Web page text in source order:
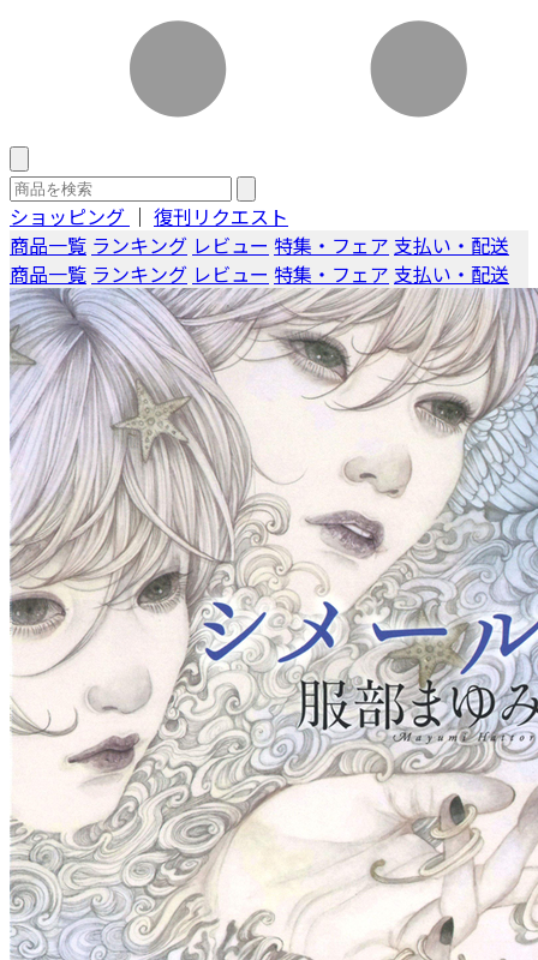
ショッピング ｜ 復刊リクエスト
商品一覧 ランキング レビュー 特集・フェア 支払い・配送
商品一覧 ランキング レビュー 特集・フェア 支払い・配送